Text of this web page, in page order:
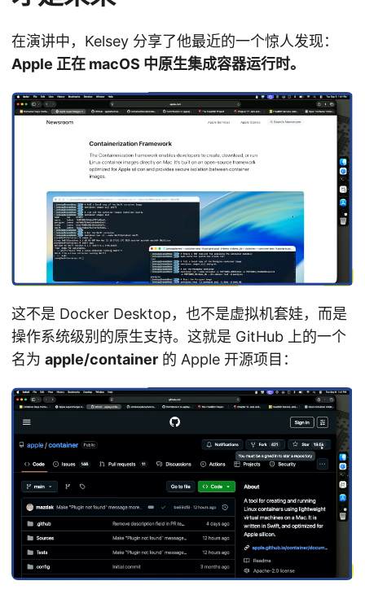
在演讲中，Kelsey 分享了他最近的一个惊人发现：
Apple 正在 macOS 中原生集成容器运行时。
这不是 Docker Desktop，也不是虚拟机套娃，而是
操作系统级别的原生支持。这就是 GitHub 上的一个
名为 apple/container 的 Apple 开源项目：